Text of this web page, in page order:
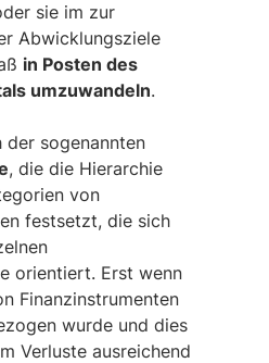
sie im zur
Abwicklungsziele
in Posten des
umzuwandeln.
sogenannten
, die die Hierarchie
von
festsetzt, die sich
orientiert. Erst wenn
Finanzinstrumenten
wurde und dies
Verluste ausreichend